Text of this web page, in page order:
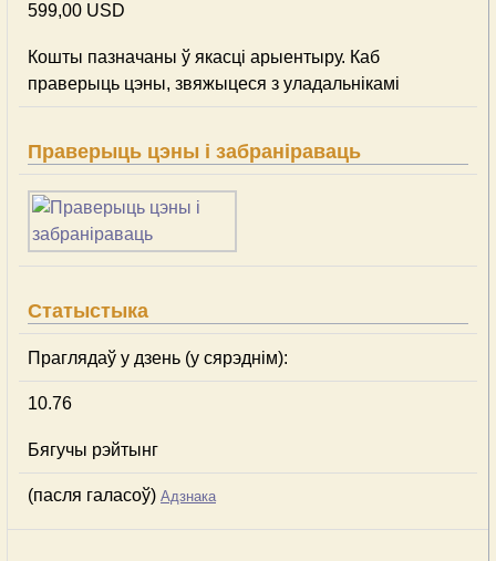
599,00 USD
Кошты пазначаны ў якасці арыентыру. Каб
праверыць цэны, звяжыцеся з уладальнікамі
Праверыць цэны і забраніраваць
Статыстыка
Праглядаў у дзень (у сярэднім):
10.76
Бягучы рэйтынг
(пасля галасоў) Адзнака